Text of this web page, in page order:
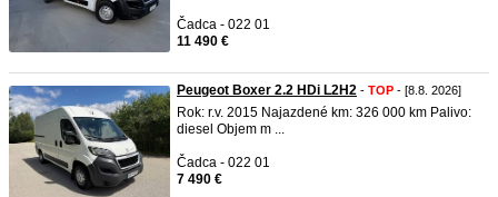
Čadca - 022 01
11 490 €
Peugeot Boxer 2.2 HDi L2H2 - TOP - [8.8. 2026]
Rok: r.v. 2015 Najazdené km: 326 000 km Palivo:
diesel Objem m ...
Čadca - 022 01
7 490 €